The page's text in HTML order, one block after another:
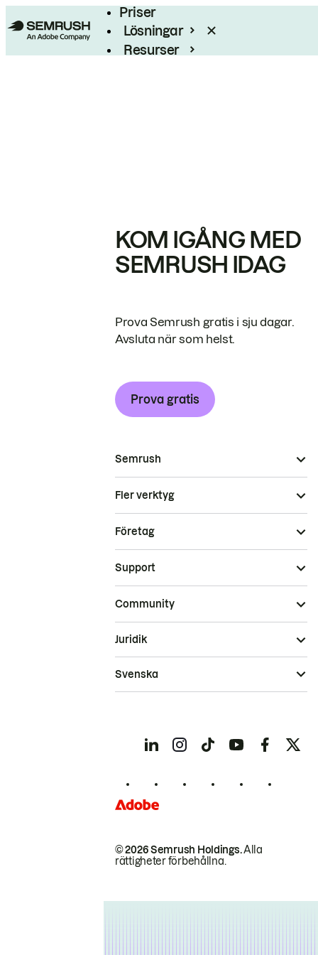
Priser
Lösningar
Resurser
KOM IGÅNG MED
SEMRUSH IDAG
Prova Semrush gratis i sju dagar.
Avsluta när som helst.
Prova gratis
Semrush
Fler verktyg
Företag
Support
Community
© 2026 Semrush Holdings.Alla
rättigheter förbehållna.
Juridik
Svenska